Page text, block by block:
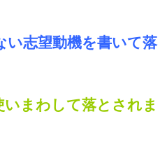
い志望動機を書いて落
いまわして落とされま